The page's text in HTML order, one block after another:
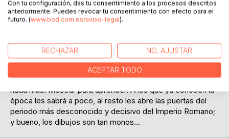
Divertido, breve, sencillo y ¡a todo color! No terminarás
conociendo la lista de emperadores del s. IV, pero ya no
volverás a confundir a un legionario romano de Augusto
Armas y cascos, formaciones, la logística, sus familias o la
religión, explicadas en cuatro líneas y con más de 50
dibujos que llenan de vida estas páginas. No se pretende
nada más. Mostrar para aprender. A los que ya conocen la
época les sabrá a poco, al resto les abre las puertas del
periodo más desconocido y decisivo del Imperio Romano;
y bueno, los dibujos son tan monos...
Con tu configuración, das tu consentimiento a los procesos descritos
anteriormente. Puedes revocar tu consentimiento con efecto para el
futuro. (www.bod.com.es/aviso-legal).
RECHAZAR NO, AJUSTAR
ACEPTAR TODO